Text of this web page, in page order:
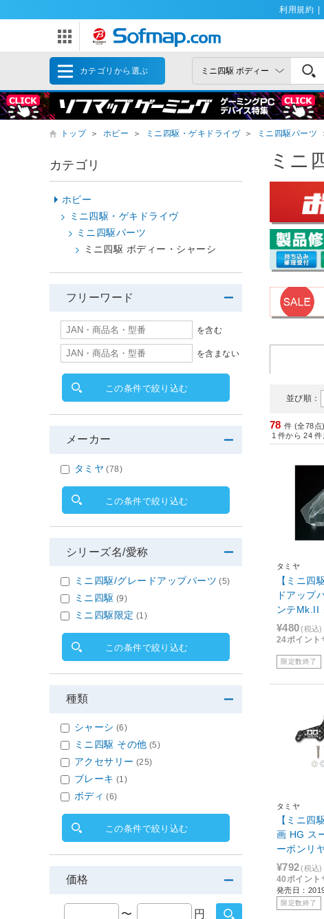
利用規約
カテゴリから選ぶ
トップ ＞ ホビー ＞ ミニ四駆・ゲキドライヴ ＞ ミニ四駆パーツ
ミニ
並び順：
78 件 (全78点)
1 件から 24 件
タミヤ
【ミニ四
ドアップ
ンテMk.II
ト[15369]
¥480 (税込)
24ポイント
限定数終了
タミヤ
【ミニ四
画 HG ス
ーボンリ
（1.5mm）
¥792 (税込)
40ポイント
発売日：
限定数終了
カテゴリ
ホビー
ミニ四駆・ゲキドライヴ
ミニ四駆パーツ
ミニ四駆 ボディー・シャーシ
フリーワード
を含む
を含まない
この条件で絞り込む
メーカー
タミヤ (78)
この条件で絞り込む
シリーズ名/愛称
ミニ四駆/グレードアップパーツ (5)
ミニ四駆 (9)
ミニ四駆限定 (1)
この条件で絞り込む
種類
シャーシ (6)
ミニ四駆 その他 (5)
アクセサリー (25)
ブレーキ (1)
ボディ (6)
この条件で絞り込む
価格
〜 円